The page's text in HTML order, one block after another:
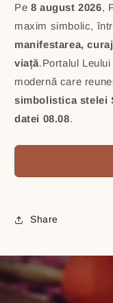
Pe 8 august 2026,
maxim simbolic,
manifestarea,
viață.Portalul
modernă care
simbolistica stelei
datei 08.08.
Share